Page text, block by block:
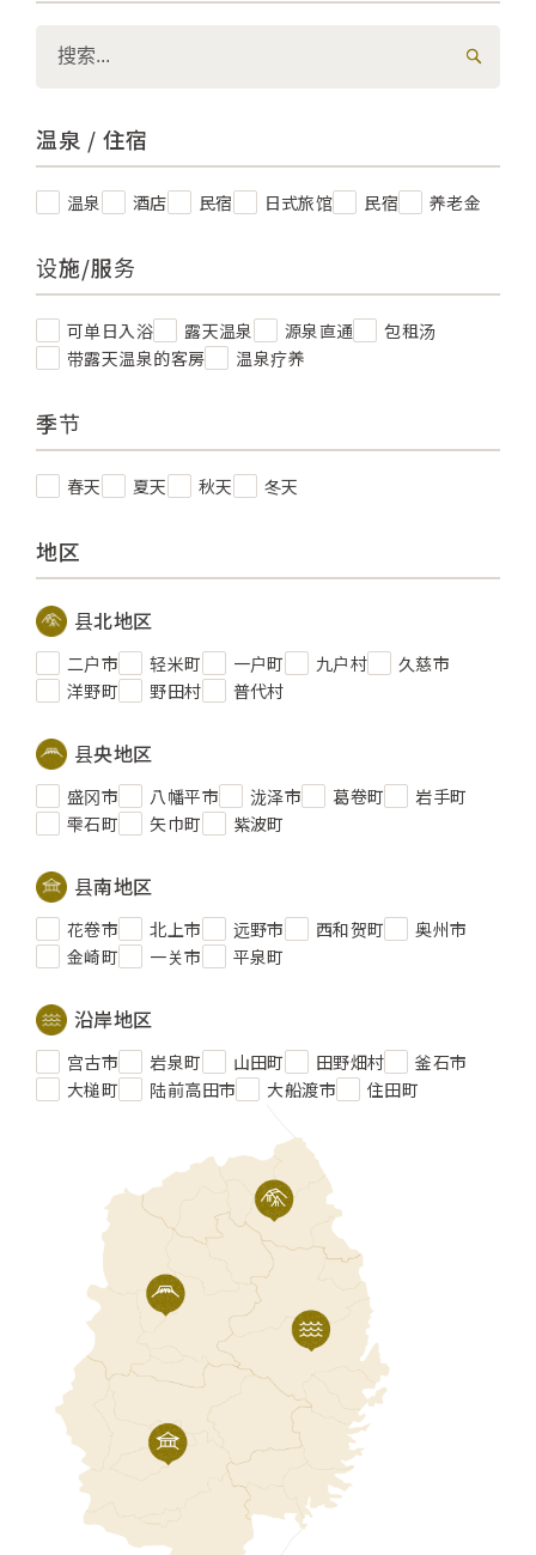
温泉 / 住宿
温泉 酒店 民宿 日式旅馆 民宿 养老金
设施/服务
可单日入浴 露天温泉 源泉直通
包租汤
带露天温泉的客房
温泉疗养
季节
春天 夏天 秋天 冬天
地区
县北地区
二户市 轻米町 一户町 九户村
久慈市
洋野町
野田村 普代村
县央地区
盛冈市 八幡平市 泷泽市 葛卷町
岩手町
雫石町
矢巾町 紫波町
县南地区
花卷市 北上市 远野市 西和贺町
奥州市
金崎町
一关市 平泉町
沿岸地区
宫古市 岩泉町 山田町 田野畑村
釜石市
大槌町
陆前高田市 大船渡市 住田町